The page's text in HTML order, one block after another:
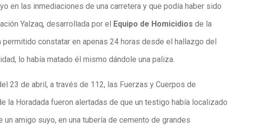
en las inmediaciones de una carretera y que podía haber sido
Yalzaq, desarrollada por el
Equipo de Homicidios de la
permitido constatar en apenas 24 horas desde el hallazgo del
lo había matado él mismo dándole una paliza.
23 de abril, a través de 112, las Fuerzas y Cuerpos de
la Horadada fueron alertadas de que un testigo había localizado
un amigo suyo, en una tubería de cemento de grandes